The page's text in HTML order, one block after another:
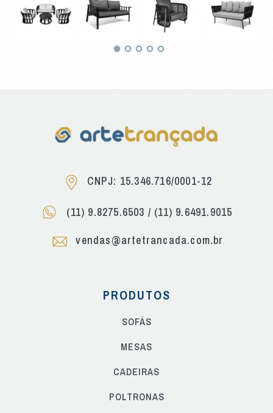
CNPJ: 15.346.716/0001-12
(11) 9.8275.6503 / (11) 9.6491.9015
vendas@artetrancada.com.br
PRODUTOS
SOFÁS
MESAS
CADEIRAS
POLTRONAS